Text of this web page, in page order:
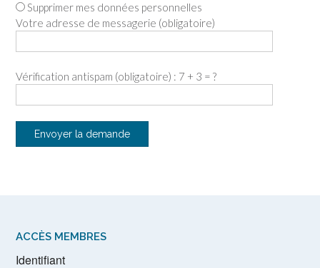
Supprimer mes données personnelles
Votre adresse de messagerie (obligatoire)
Vérification antispam (obligatoire) : 7 + 3 = ?
ACCÈS MEMBRES
Identifiant